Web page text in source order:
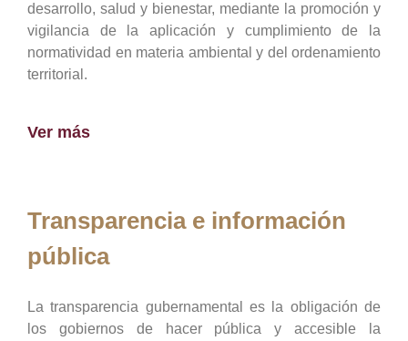
desarrollo, salud y bienestar, mediante la promoción y
vigilancia de la aplicación y cumplimiento de la
normatividad en materia ambiental y del ordenamiento
territorial.
Ver más
Transparencia e información
pública
La transparencia gubernamental es la obligación de
los gobiernos de hacer pública y accesible la